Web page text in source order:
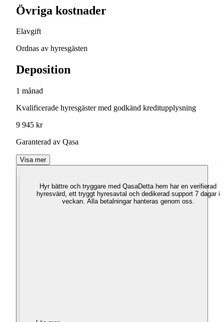
Övriga kostnader
Elavgift
Ordnas av hyresgästen
Deposition
1 månad
Kvalificerade hyresgäster med godkänd kreditupplysning
9 945 kr
Garanterad av Qasa
Visa mer
Hyr bättre och tryggare med QasaDetta hem har en verifierad
hyresvärd, ett tryggt hyresavtal och dedikerad support 7 dagar i
veckan. Alla betalningar hanteras genom oss.